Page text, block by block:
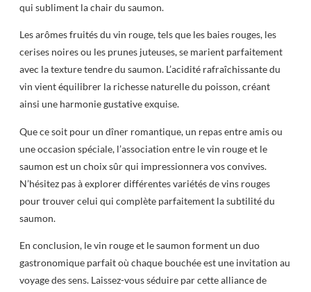
qui subliment la chair du saumon.
Les arômes fruités du vin rouge, tels que les baies rouges, les
cerises noires ou les prunes juteuses, se marient parfaitement
avec la texture tendre du saumon. L’acidité rafraîchissante du
vin vient équilibrer la richesse naturelle du poisson, créant
ainsi une harmonie gustative exquise.
Que ce soit pour un dîner romantique, un repas entre amis ou
une occasion spéciale, l’association entre le vin rouge et le
saumon est un choix sûr qui impressionnera vos convives.
N’hésitez pas à explorer différentes variétés de vins rouges
pour trouver celui qui complète parfaitement la subtilité du
saumon.
En conclusion, le vin rouge et le saumon forment un duo
gastronomique parfait où chaque bouchée est une invitation au
voyage des sens. Laissez-vous séduire par cette alliance de